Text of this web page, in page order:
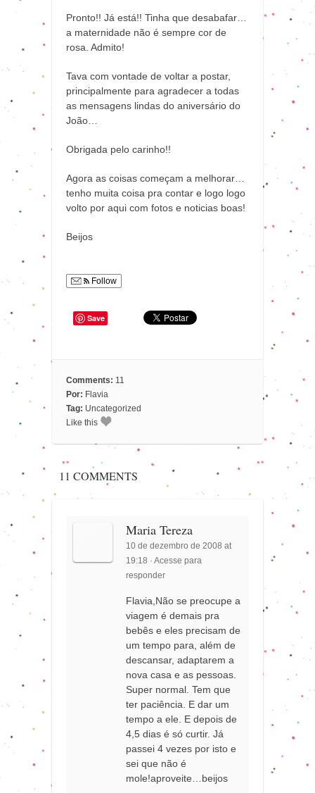
Pronto!! Já está!! Tinha que desabafar…
a maternidade não é sempre cor de
rosa. Admito!
Tava com vontade de voltar a postar,
principalmente para agradecer a todas
as mensagens lindas do aniversário do
João…
Obrigada pelo carinho!!
Agora as coisas começam a melhorar…
tenho muita coisa pra contar e logo logo
volto por aqui com fotos e noticias boas!
Beijos
Follow
Save
Comments: 11
Por: Flavia
Tag: Uncategorized
Like this
11 COMMENTS
Maria Tereza
10 de dezembro de 2008 at
19:18 ·Acesse para
responder
Flavia,Não se preocupe a
viagem é demais pra
bebês e eles precisam de
um tempo para, além de
descansar, adaptarem a
nova casa e as pessoas.
Super normal. Tem que
ter paciência. E dar um
tempo a ele. E depois de
4,5 dias é só curtir. Já
passei 4 vezes por isto e
sei que não é
mole!aproveite…beijos